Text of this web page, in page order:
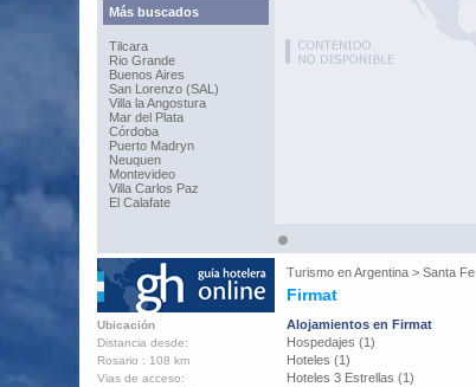
Más buscados
Tilcara
Rio Grande
Buenos Aires
San Lorenzo (SAL)
Villa la Angostura
Mar del Plata
Córdoba
Puerto Madryn
Neuquen
Montevideo
Villa Carlos Paz
El Calafate
Turismo enArgentina > Santa Fe
Firmat
Ubicación
Distancia desde:
Rosario : 108 km
Vias de acceso:
Alojamientos en Firmat
Hospedajes (1)
Hoteles (1)
Hoteles 3 Estrellas (1)